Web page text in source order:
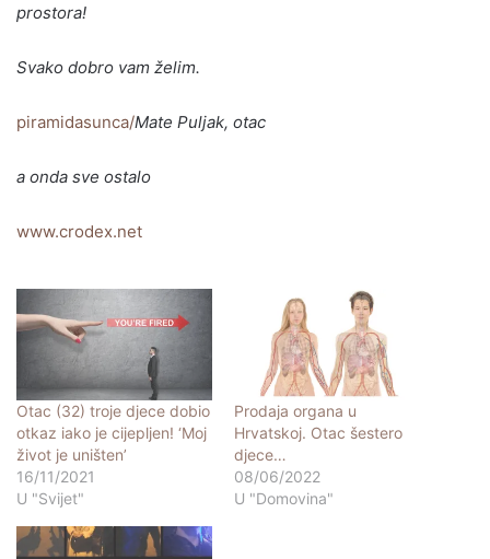
prostora!
Svako dobro vam želim.
piramidasunca/Mate Puljak, otac
a onda sve ostalo
www.crodex.net
Otac (32) troje djece dobio
otkaz iako je cijepljen! ‘Moj
život je uništen’
16/11/2021
U "Svijet"
Prodaja organa u
Hrvatskoj. Otac šestero
djece…
08/06/2022
U "Domovina"